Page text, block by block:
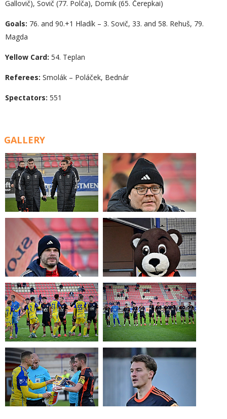
Gallovič), Sovič (77. Polča), Domik (65. Čerepkai)
Goals: 76. and 90.+1 Hladík – 3. Sovič, 33. and 58. Rehuš, 79.
Magda
Yellow Card: 54. Teplan
Referees: Smolák – Poláček, Bednár
Spectators: 551
GALLERY